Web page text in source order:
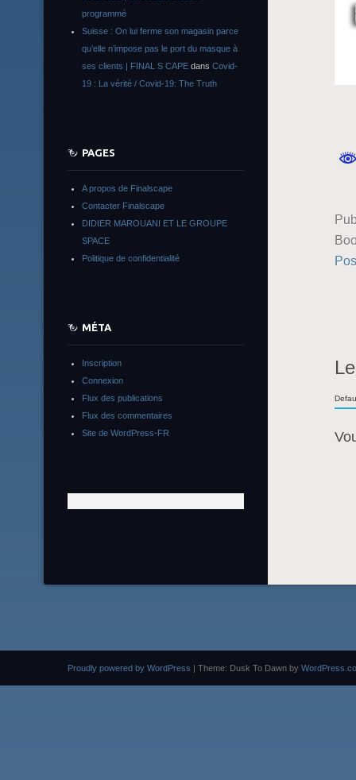
programmé
Suisse : On lui ferme son magasin parce
qu’elle n’impose pas le port du masque à
ses clients | FINAL S CAPE dans Covid-
19 : La vérité / Covid-19: The Truth
PAGES
A propos de Finalscape
Contacter Finalscape
DIDIER MAROUANI ET LE GROUPE
SPACE
Politique de confidentialité
MÉTA
Inscription
Connexion
Flux des publications
Flux des commentaires
Site de WordPress-FR
Proudly powered by WordPress | Theme: Dusk To Dawn by